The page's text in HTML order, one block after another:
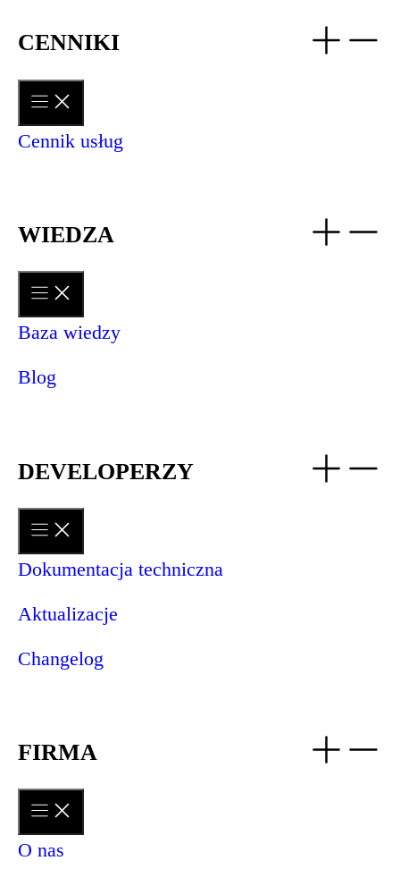
CENNIKI
Cennik usług
WIEDZA
Baza wiedzy
Blog
DEVELOPERZY
Dokumentacja techniczna
Aktualizacje
Changelog
FIRMA
O nas